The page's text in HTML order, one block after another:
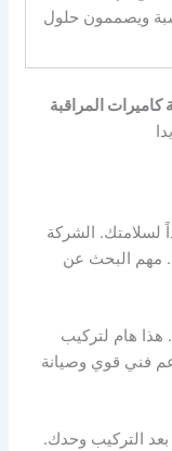
ويصممون حلول
كاميرات المراقبة
لسلامتك. الشركة
مهم البحث عن
هذا هام لتركيب
فني قوي وصيانة
بعد التركيب وحدك.